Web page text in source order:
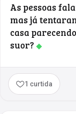
As pessoas
mas já
casa
suor? ◆
1 curtida